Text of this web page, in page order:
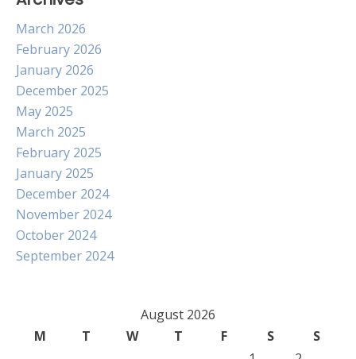
March 2026
February 2026
January 2026
December 2025
May 2025
March 2025
February 2025
January 2025
December 2024
November 2024
October 2024
September 2024
August 2026
M
T W T F S
S